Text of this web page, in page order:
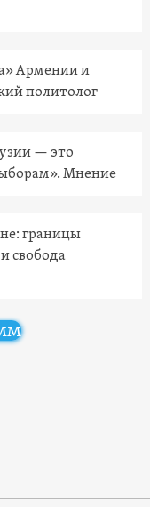
Армении и
политолог
— это
Мнение
границы
свобода